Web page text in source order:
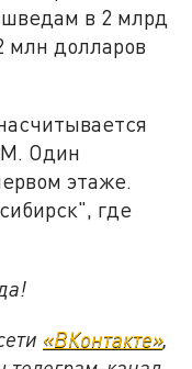
шведам в 2 млрд
млн долларов
Один
этаже.
где
«ВКонтакте»,